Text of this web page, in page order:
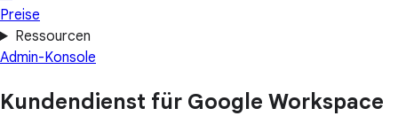
Preise
Ressourcen
Admin-Konsole
Kundendienst für Google Workspace